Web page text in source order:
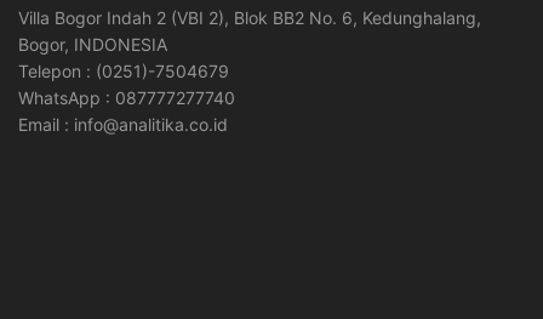
Villa Bogor Indah 2 (VBI 2), Blok BB2 No. 6, Kedunghalang,
Bogor, INDONESIA
Telepon : (0251)-7504679
WhatsApp : 087777277740
Email : info@analitika.co.id